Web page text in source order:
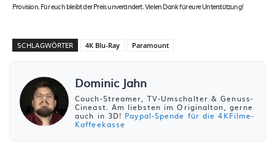
Provision. Für euch bleibt der Preis unverändert. Vielen Dank für eure Unterstützung!
SCHLAGWÖRTER 4K Blu-Ray Paramount
Dominic Jahn
Couch-Streamer, TV-Umschalter & Genuss-
Cineast. Am liebsten im Originalton, gerne
auch in 3D! Paypal-Spende für die 4KFilme-
Kaffeekasse